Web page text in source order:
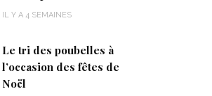
IL Y A 4 SEMAINES
Le tri des poubelles à
l’occasion des fêtes de
Noël